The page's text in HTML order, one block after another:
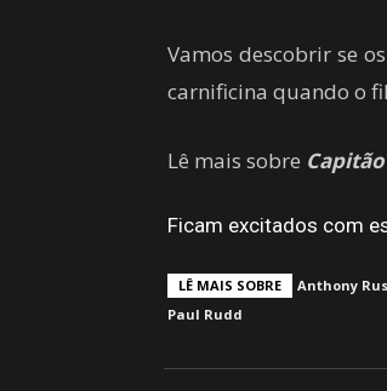
Vamos descobrir se os
carnificina quando o
Lê mais sobre
Ficam excitados com
LÊ MAIS SOBRE Anthony
Paul Rudd